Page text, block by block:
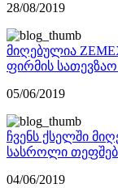
28/08/2019
მიღებულია
ფირმის
05/06/2019
ჩვენს ქსელში
სასროლი
04/06/2019